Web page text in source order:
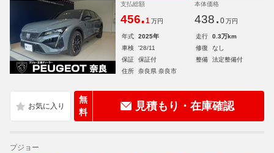
支払総額
456.1 万円
本体価格
438. 0 万円
年式 2025年 走行
0.3万km
車検
'28/11 修復
なし
保証
保証付 整備
法定整備付
住所
奈良県 奈良市
無
料
見積もり・在庫確認
プジョー